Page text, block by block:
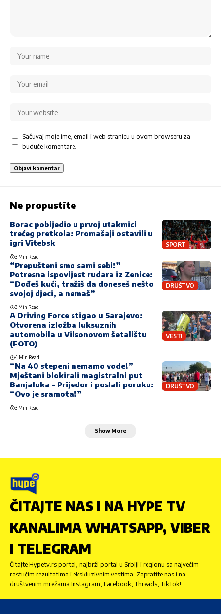
Sačuvaj moje ime, email i web stranicu u ovom browseru za
buduće komentare.
Ne propustite
SPORT
Borac pobijedio u prvoj utakmici
trećeg pretkola: Promašaji ostavili u
igri Vitebsk
3 Min Read
DRUŠTVO
“Prepušteni smo sami sebi!”
Potresna ispovijest rudara iz Zenice:
“Dođeš kući, tražiš da doneseš nešto
svojoj djeci, a nemaš”
3 Min Read
VESTI
A Driving Force stigao u Sarajevo:
Otvorena izložba luksuznih
automobila u Vilsonovom šetalištu
(FOTO)
4 Min Read
DRUŠTVO
“Na 40 stepeni nemamo vode!”
Mještani blokirali magistralni put
Banjaluka – Prijedor i poslali poruku:
“Ovo je sramota!”
3 Min Read
Show More
ČITAJTE NAS I NA HYPE TV
KANALIMA WHATSAPP, VIBER
I TELEGRAM
Čitajte Hypetv.rs portal, najbrži portal u Srbiji i regionu sa najvećim
rastućim rezultatima i ekskluzivnim vestima. Zapratite nas i na
društvenim mrežama Instagram, Facebook, Threads, TikTok!